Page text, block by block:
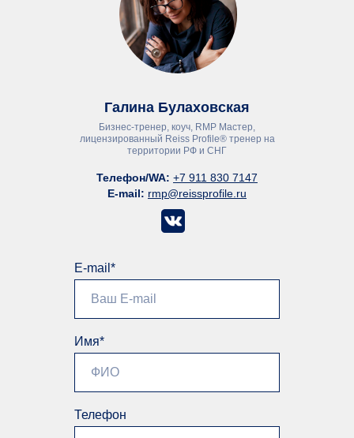
Галина Булаховская
Телефон/WA: +7 911 830 7147
E-mail: rmp@reissprofile.ru
Бизнес-тренер, коуч, RMP Мастер,
лицензированный Reiss Profile® тренер на
территории РФ и СНГ
E-mail*
Имя*
Телефон